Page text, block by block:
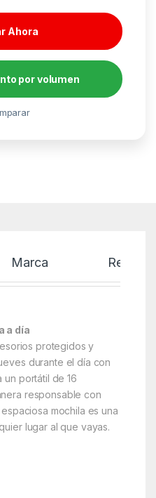
Ahora
por volumen
Marca Reseñas
a día
protegidos y
durante el día con
un portátil de 16
responsable con
mochila es una
lugar al que vayas.